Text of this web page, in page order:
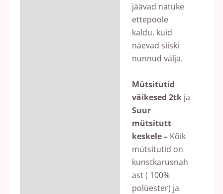
jäävad natuke
ettepoole
kaldu, kuid
näevad siiski
nunnud välja.
Mütsitutid
väikesed 2tk ja
Suur
mütsitutt
keskele – Kõik
mütsitutid on
kunstkarusnah
ast ( 100%
polüester) ja